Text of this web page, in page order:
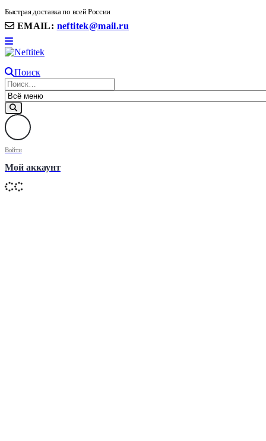
Быстрая доставка по всей России
EMAIL: neftitek@mail.ru
Поиск
Войти
Мой аккаунт
8(906) 399 11 22 | 8(905)367-58-58